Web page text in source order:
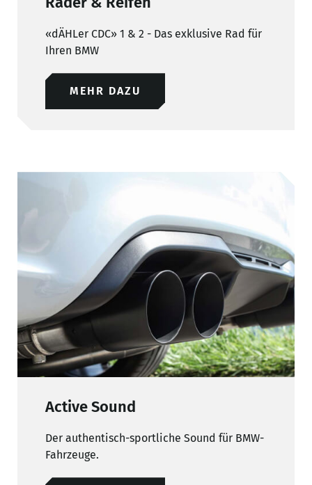
«dÄHLer CDC» 1 & 2 - Das exklusive Rad für
Ihren BMW
MEHR DAZU
Active Sound
Der authentisch-sportliche Sound für BMW-
Fahrzeuge.